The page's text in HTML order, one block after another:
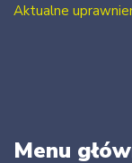
Aktualne
Menu